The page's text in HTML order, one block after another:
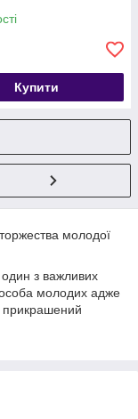
Купити
молодої
з важливих
молодих адже
прикрашений